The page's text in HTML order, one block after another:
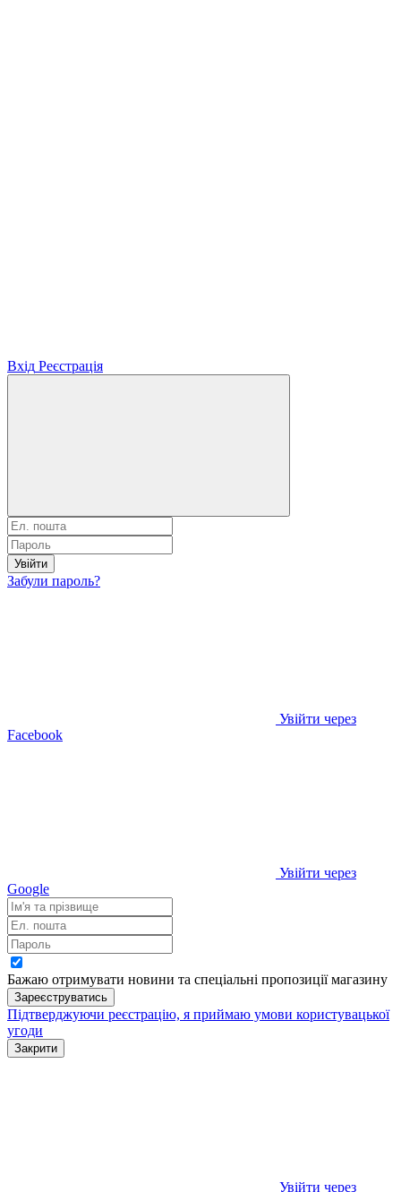
Вхід Реєстрація
Увійти
Забули пароль?
Увійти через
Facebook
Увійти через
Google
Бажаю отримувати новини та спеціальні пропозиціїмагазину
Зареєструватись
Підтверджуючи реєстрацію, я приймаю умови користувацької
угоди
Закрити
Увійти через